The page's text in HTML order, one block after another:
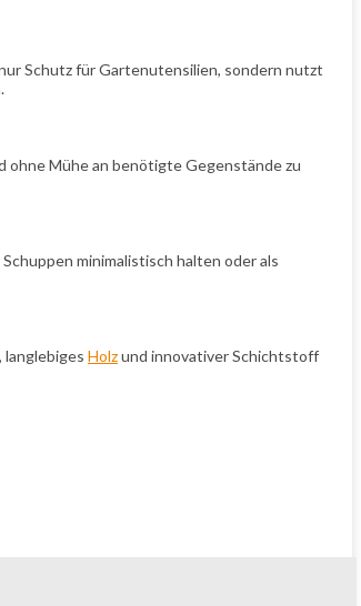
Schutz für Gartenutensilien, sondern nutzt
Mühe an benötigte Gegenstände zu
minimalistisch halten oder als
Holzund innovativer Schichtstoff